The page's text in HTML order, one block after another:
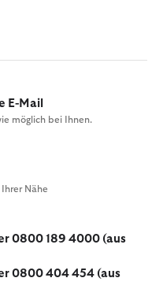
E-Mail
möglich bei Ihnen.
Nähe
0800 189 4000 (aus
0800 404 454 (aus